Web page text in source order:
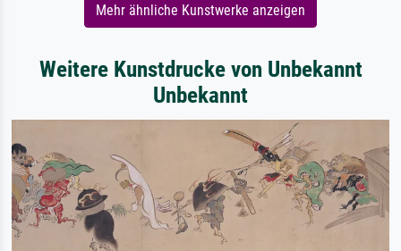
Mehr ähnliche Kunstwerke anzeigen
Weitere Kunstdrucke von Unbekannt
Unbekannt